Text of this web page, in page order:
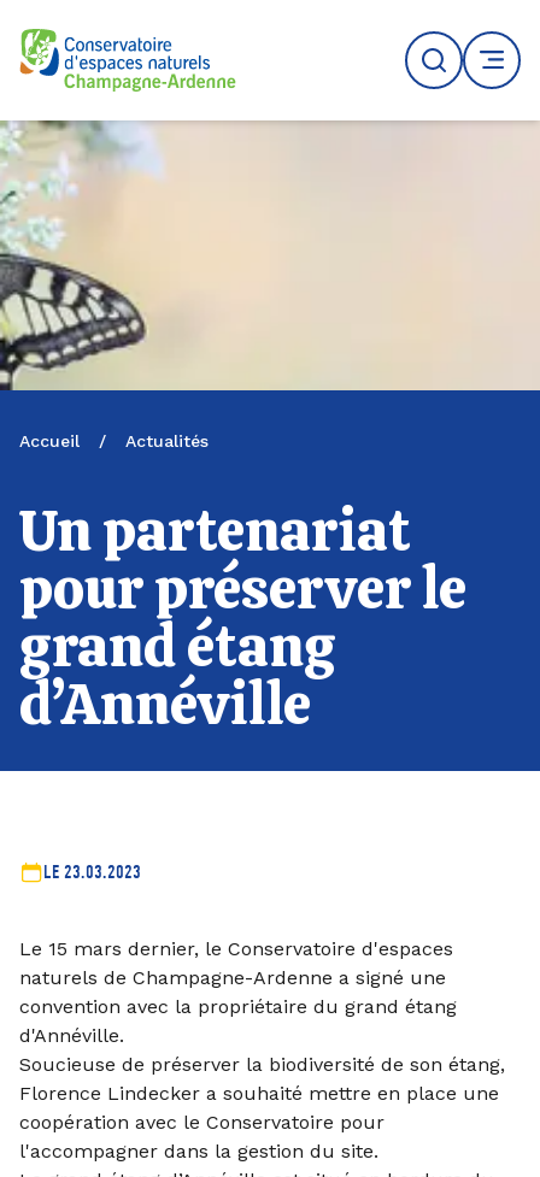
Logo du CENCA
Recherche
MENU
Accueil / Actualités
Un partenariat
pour préserver le
grand étang
d’Annéville
LE 23.03.2023
Le 15 mars dernier, le Conservatoire d'espaces
naturels de Champagne-Ardenne a signé une
convention avec la propriétaire du grand étang
d'Annéville.
Soucieuse de préserver la biodiversité de son étang,
Florence Lindecker a souhaité mettre en place une
coopération avec le Conservatoire pour
l'accompagner dans la gestion du site.